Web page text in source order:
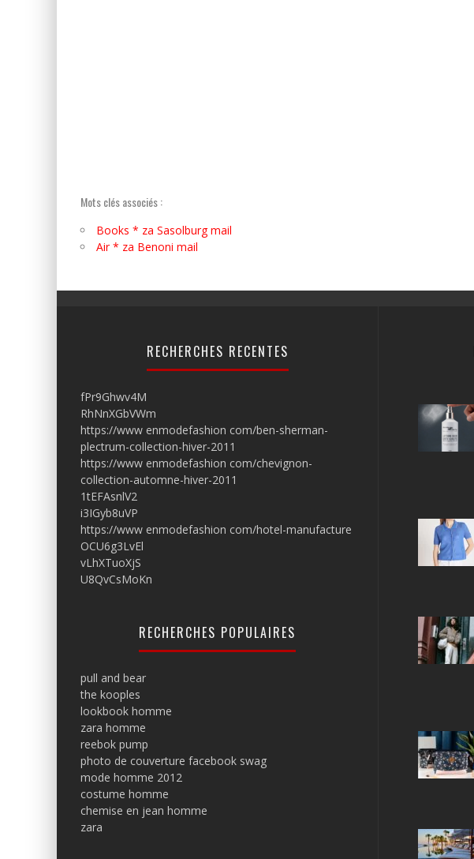
Mots clés associés :
Books * za Sasolburg mail
Air * za Benoni mail
RECHERCHES RECENTES
fPr9Ghwv4M
RhNnXGbVWm
https://www enmodefashion com/ben-sherman-
plectrum-collection-hiver-2011
https://www enmodefashion com/chevignon-
collection-automne-hiver-2011
1tEFAsnlV2
i3IGyb8uVP
https://www enmodefashion com/hotel-manufacture
OCU6g3LvEl
vLhXTuoXjS
U8QvCsMoKn
RECHERCHES POPULAIRES
pull and bear
the kooples
lookbook homme
zara homme
reebok pump
photo de couverture facebook swag
mode homme 2012
costume homme
chemise en jean homme
zara